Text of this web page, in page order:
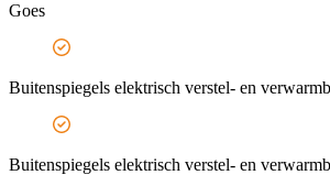
Goes
Buitenspiegels elektrisch verstel- en
Buitenspiegels elektrisch verstel- en